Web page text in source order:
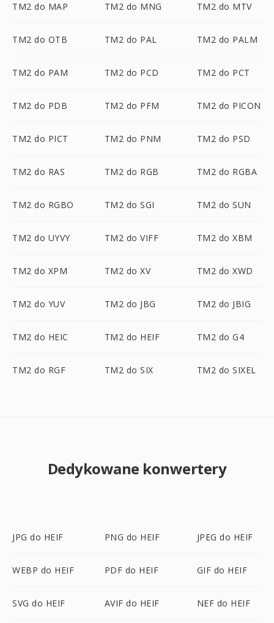
TM2 do MAP TM2 do MNG TM2 do MTV
TM2 do OTB TM2 do PAL TM2 do PALM
TM2 do PAM TM2 do PCD TM2 do PCT
TM2 do PDB TM2 do PFM TM2 do PICON
TM2 do PICT TM2 do PNM TM2 do PSD
TM2 do RAS TM2 do RGB TM2 do RGBA
TM2 do RGBO TM2 do SGI TM2 do SUN
TM2 do UYVY TM2 do VIFF TM2 do XBM
TM2 do XPM TM2 do XV TM2 do XWD
TM2 do YUV TM2 do JBG TM2 do JBIG
TM2 do HEIC TM2 do HEIF TM2 do G4
TM2 do RGF TM2 do SIX TM2 do SIXEL
Dedykowane konwertery
JPG do HEIF PNG do HEIF JPEG do HEIF
WEBP do HEIF PDF do HEIF GIF do HEIF
SVG do HEIF AVIF do HEIF NEF do HEIF